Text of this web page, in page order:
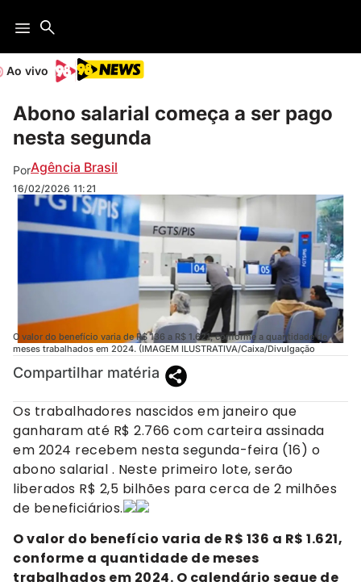
Ao vivo
Abono salarial começa a ser pago
nesta segunda
PorAgência Brasil
16/02/2026 11:21
O valor do benefício varia de R$ 136 a R$ 1.621, conforme a quantidade de
meses trabalhados em 2024. (IMAGEM ILUSTRATIVA/Caixa/Divulgação
Compartilhar matéria
Os trabalhadores nascidos em janeiro que
ganharam até R$ 2.766 com carteira assinada
em 2024 recebem nesta segunda-feira (16) o
abono salarial . Neste primeiro lote, serão
liberados R$ 2,5 bilhões para cerca de 2 milhões
de beneficiários.
O valor do benefício varia de R$ 136 a R$ 1.621,
conforme a quantidade de meses
trabalhados em 2024. O calendário segue de